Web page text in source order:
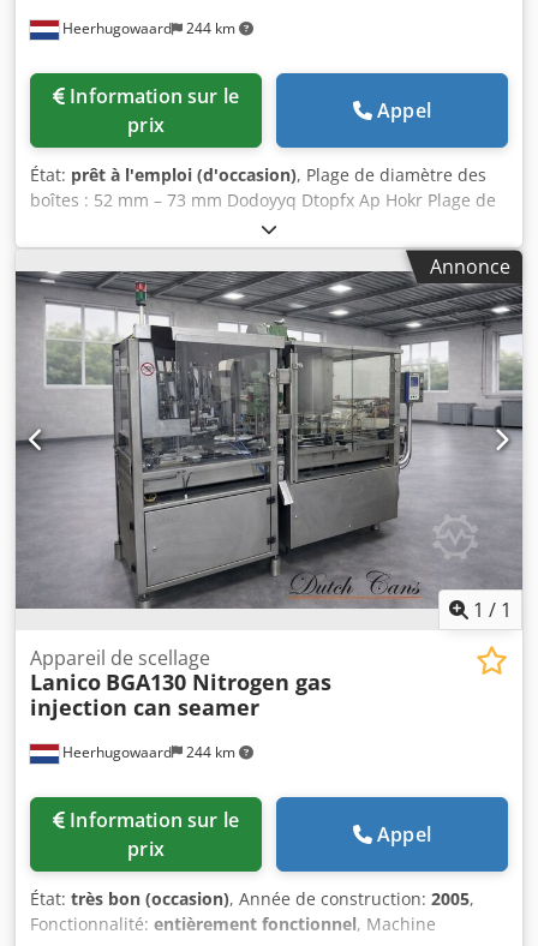
Heerhugowaard 244 km
prix
Appel
État: prêt à l'emploi (d'occasion), Plage de diamètre des
boîtes : 52 mm – 73 mm Dodoyyq Dtopfx Ap Hokr Plage de
hauteur des boîtes : 50 mm – 190 mm Têtes : 12 Capacité :
jusqu'à 1200 boîtes par minute
Annonce
1 / 1
Heerhugowaard 244 km
Appareil de scellage
Lanico BGA130 Nitrogen gas
injection can seamer
prix
Appel
État: très bon (occasion), Année de construction: 2005,
Fonctionnalité: entièrement fonctionnel, Machine